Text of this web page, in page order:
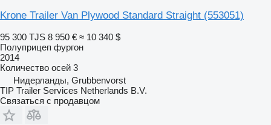
Krone Trailer Van Plywood Standard Straight (553051)
95 300 TJS 8 950 € ≈ 10 340 $
Полуприцеп фургон
2014
Количество осей 3
Нидерланды, Grubbenvorst
TIP Trailer Services Netherlands B.V.
Связаться с продавцом